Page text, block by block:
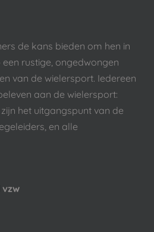
de kans bieden om hen in
rustige, ongedwongen
van de wielersport. Iedereen
aan de wielersport:
het uitgangspunt van de
en alle
vzw